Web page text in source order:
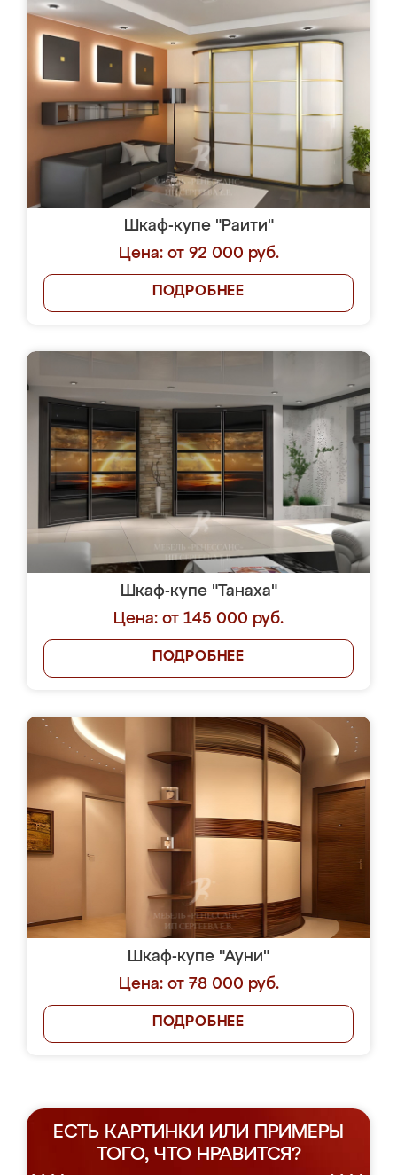
Шкаф-купе "Раити"
Цена: от 92 000 руб.
ПОДРОБНЕЕ
Шкаф-купе "Танаха"
Цена: от 145 000 руб.
ПОДРОБНЕЕ
Шкаф-купе "Ауни"
Цена: от 78 000 руб.
ПОДРОБНЕЕ
ЕСТЬ КАРТИНКИ ИЛИ ПРИМЕРЫ
ТОГО, ЧТО НРАВИТСЯ?